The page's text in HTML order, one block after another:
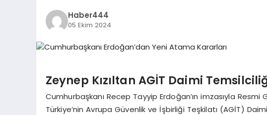
Haber444
05 Ekim 2024
Zeynep Kızıltan AGİT Daimi
Cumhurbaşkanı Recep Tayyip Erdoğan’ın imzasıyla
Türkiye’nin Avrupa Güvenlik ve İşbirliği Teşkilatı (AGİT)